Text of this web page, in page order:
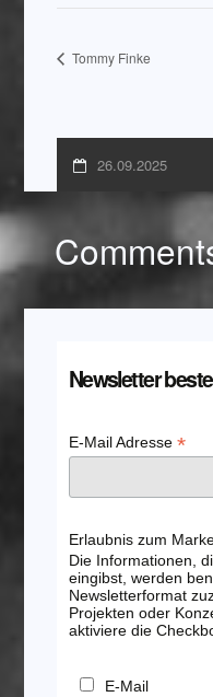
Tommy Finke
26.09.2025
Newsletter
E-Mail Adresse *
Erlaubnis zum
Die Informationen,
eingibst, werden
Newsletterformat
Projekten oder
aktiviere die
E-Mail